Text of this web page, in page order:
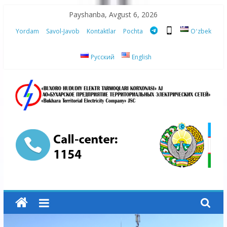
content
Payshanba, Avgust 6, 2026
Yordam Savol-Javob Kontaktlar Pochta Oʻzbek
Русский English
“Buxoro
hududiy
elektr
tarmoqlari